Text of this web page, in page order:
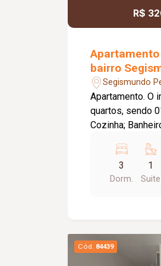
R$
bairro
Segismundo
Apartamento. O imóvel conta com: 03
quartos, sendo
Cozinha;
Quadra
de festas; Diferenciais: Ambientes bem
distribuídos e
3
Dorm.
1
Suite
Cód. 84439